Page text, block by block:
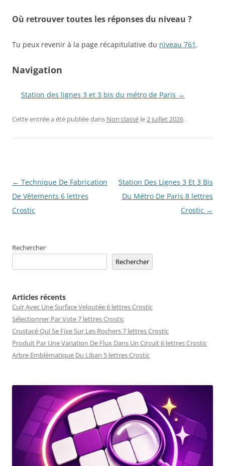
Où retrouver toutes les réponses du niveau ?
Tu peux revenir à la page récapitulative du niveau 761 .
Navigation
Station des lignes 3 et 3 bis du métro de Paris →
Cette entrée a été publiée dans Non classé le2 juillet 2026 .
Navigation
des
articles
← Technique De Fabrication
De Vêtements 6 lettres
Crostic
Station Des Lignes 3 Et 3 Bis
Du Métro De Paris 8 lettres
Crostic →
Rechercher
Rechercher
Articles récents
Cuir Avec Une Surface Veloutée 6 lettres Crostic
Sélectionner Par Vote 7 lettres Crostic
Crustacé Qui Se Fixe Sur Les Rochers 7 lettres Crostic
Produit Par Une Variation De Flux Dans Un Circuit 6 lettres Crostic
Arbre Emblématique Du Liban 5 lettres Crostic